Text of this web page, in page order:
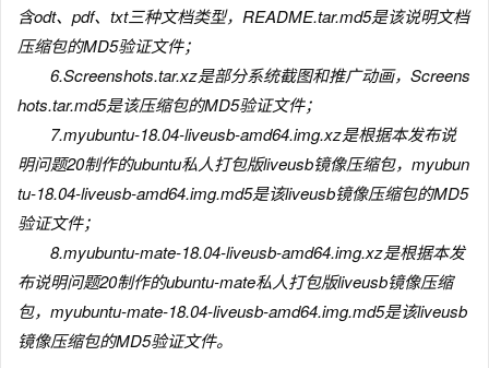
含odt、pdf、txt三种文档类型，README.tar.md5是该说明文档
压缩包的MD5验证文件；
6.Screenshots.tar.xz是部分系统截图和推广动画，Screens
hots.tar.md5是该压缩包的MD5验证文件；
7.myubuntu-18.04-liveusb-amd64.img.xz是根据本发布说
明问题20制作的ubuntu私人打包版liveusb镜像压缩包，myubun
tu-18.04-liveusb-amd64.img.md5是该liveusb镜像压缩包的MD5
验证文件；
8.myubuntu-mate-18.04-liveusb-amd64.img.xz是根据本发
布说明问题20制作的ubuntu-mate私人打包版liveusb镜像压缩
包，myubuntu-mate-18.04-liveusb-amd64.img.md5是该liveusb
镜像压缩包的MD5验证文件。